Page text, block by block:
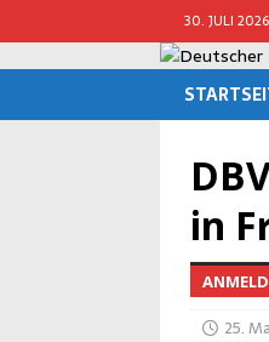
30. JULI 2026
in
25.